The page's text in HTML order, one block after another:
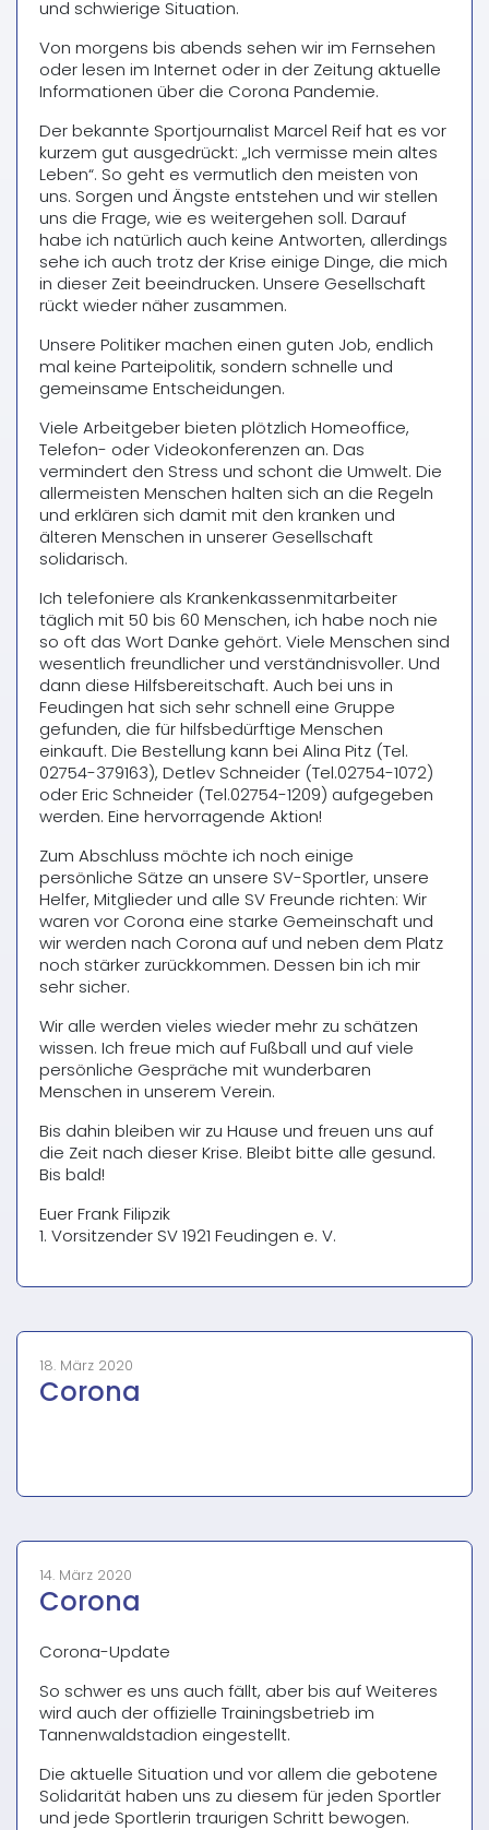
und schwierige Situation.
Von morgens bis abends sehen wir im Fernsehen
oder lesen im Internet oder in der Zeitung aktuelle
Informationen über die Corona Pandemie.
Der bekannte Sportjournalist Marcel Reif hat es vor
kurzem gut ausgedrückt: „Ich vermisse mein altes
Leben“. So geht es vermutlich den meisten von
uns. Sorgen und Ängste entstehen und wir stellen
uns die Frage, wie es weitergehen soll. Darauf
habe ich natürlich auch keine Antworten, allerdings
sehe ich auch trotz der Krise einige Dinge, die mich
in dieser Zeit beeindrucken. Unsere Gesellschaft
rückt wieder näher zusammen.
Unsere Politiker machen einen guten Job, endlich
mal keine Parteipolitik, sondern schnelle und
gemeinsame Entscheidungen.
Viele Arbeitgeber bieten plötzlich Homeoffice,
Telefon- oder Videokonferenzen an. Das
vermindert den Stress und schont die Umwelt. Die
allermeisten Menschen halten sich an die Regeln
und erklären sich damit mit den kranken und
älteren Menschen in unserer Gesellschaft
solidarisch.
Ich telefoniere als Krankenkassenmitarbeiter
täglich mit 50 bis 60 Menschen, ich habe noch nie
so oft das Wort Danke gehört. Viele Menschen sind
wesentlich freundlicher und verständnisvoller. Und
dann diese Hilfsbereitschaft. Auch bei uns in
Feudingen hat sich sehr schnell eine Gruppe
gefunden, die für hilfsbedürftige Menschen
einkauft. Die Bestellung kann bei Alina Pitz (Tel.
02754-379163), Detlev Schneider (Tel.02754-1072)
oder Eric Schneider (Tel.02754-1209) aufgegeben
werden. Eine hervorragende Aktion!
Zum Abschluss möchte ich noch einige
persönliche Sätze an unsere SV-Sportler, unsere
Helfer, Mitglieder und alle SV Freunde richten: Wir
waren vor Corona eine starke Gemeinschaft und
wir werden nach Corona auf und neben dem Platz
noch stärker zurückkommen. Dessen bin ich mir
sehr sicher.
Wir alle werden vieles wieder mehr zu schätzen
wissen. Ich freue mich auf Fußball und auf viele
persönliche Gespräche mit wunderbaren
Menschen in unserem Verein.
Bis dahin bleiben wir zu Hause und freuen uns auf
die Zeit nach dieser Krise. Bleibt bitte alle gesund.
Bis bald!
Euer Frank Filipzik
1. Vorsitzender SV 1921 Feudingen e. V.
18. März 2020
Corona
14. März 2020
Corona
Corona-Update
So schwer es uns auch fällt, aber bis auf Weiteres
wird auch der offizielle Trainingsbetrieb im
Tannenwaldstadion eingestellt.
Die aktuelle Situation und vor allem die gebotene
Solidarität haben uns zu diesem für jeden Sportler
und jede Sportlerin traurigen Schritt bewogen.